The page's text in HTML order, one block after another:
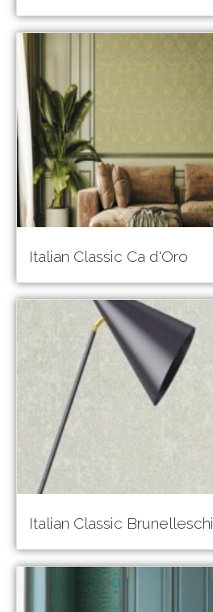
Italian Classic Ca d'Oro
Italian Classic Brunelleschi